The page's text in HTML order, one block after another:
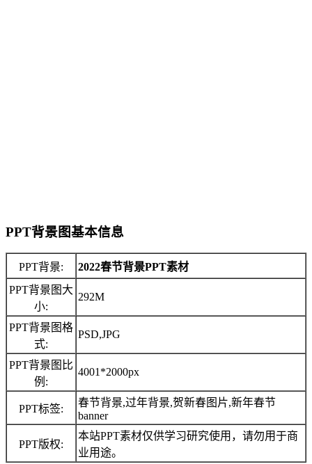
PPT背景图基本信息
PPT背景:
2022春节背景PPT素材
PPT背景图大
小:
292M
PPT背景图格
式:
PSD,JPG
PPT背景图比
例:
4001*2000px
PPT标签:
春节背景,过年背景,贺新春图片,新年春节
banner
PPT版权:
本站PPT素材仅供学习研究使用，请勿用于商
业用途。